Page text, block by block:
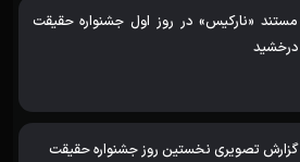
مستند «نارکیس» در روز اول جشنواره حقیقت
درخشید
گزارش تصویری نخستین روز جشنواره حقیقت